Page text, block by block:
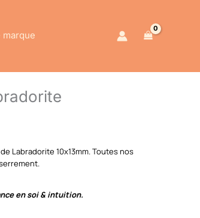
marque
Labradorite 10x13mm. Toutes nos
en soi & intuition.